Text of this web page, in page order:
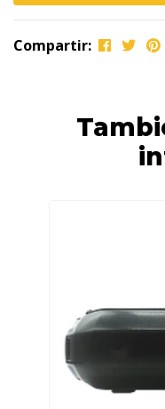
Compartir: